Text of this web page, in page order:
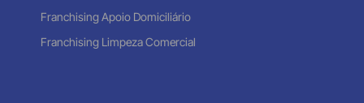
Franchising Apoio Domiciliário
Franchising Limpeza Comercial